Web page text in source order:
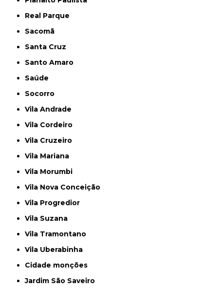
Real Parque
Sacomã
Santa Cruz
Santo Amaro
Saúde
Socorro
Vila Andrade
Vila Cordeiro
Vila Cruzeiro
Vila Mariana
Vila Morumbi
Vila Nova Conceição
Vila Progredior
Vila Suzana
Vila Tramontano
Vila Uberabinha
cidade monções
jardim São Saveiro